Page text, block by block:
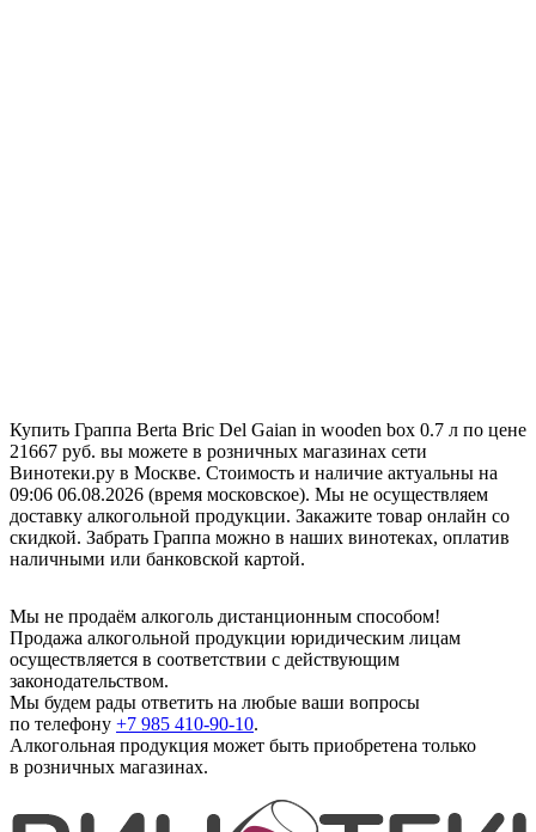
Купить Граппа Berta Bric Del Gaian in wooden box 0.7 л по цене
21667 руб. вы можете в розничных магазинах сети
Винотеки.ру в Москве. Стоимость и наличие актуальны на
09:06 06.08.2026 (время московское). Мы не осуществляем
доставку алкогольной продукции. Закажите товар онлайн со
скидкой. Забрать Граппа можно в наших винотеках, оплатив
наличными или банковской картой.
Мы не продаём алкоголь дистанционным способом!
Продажа алкогольной продукции юридическим лицам
осуществляется в соответствии с действующим
законодательством.
Мы будем рады ответить на любые ваши вопросы
по телефону +7 985 410-90-10.
Алкогольная продукция может быть приобретена только
в розничных магазинах.